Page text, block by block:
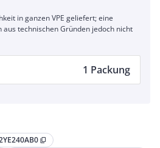
content_copy
in ganzen VPE geliefert; eine
aus technischen Gründen jedoch nicht
1 Packung